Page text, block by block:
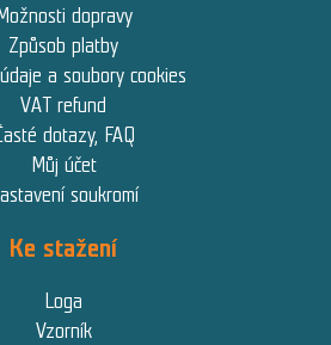
Možnosti dopravy
Způsob platby
a soubory cookies
VAT refund
dotazy, FAQ
Můj účet
soukromí
Ke stažení
Loga
Vzorník